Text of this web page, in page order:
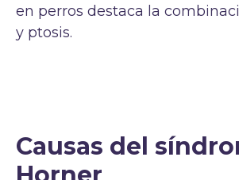
en perros destaca la
y ptosis.
Causas del